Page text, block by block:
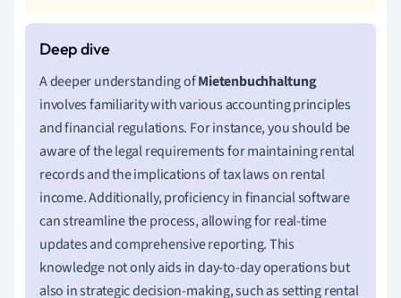
A deeper understanding ofMietenbuchhaltung
involves familiarity with various accounting principles
and financial regulations. For instance, you should be
aware of the legal requirements for maintaining rental
records and the implications of tax laws on rental
income. Additionally, proficiency in financial software
can streamline the process, allowing for real-time
updates and comprehensive reporting. This
knowledge not only aids in day-to-day operations but
also in strategic decision-making, such as setting rental